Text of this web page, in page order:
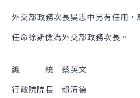
外交部政務次長吳志中另有任用，
任命徐斯儉為外交部政務次長。
總 統 蔡英文
行政院院長 賴清德